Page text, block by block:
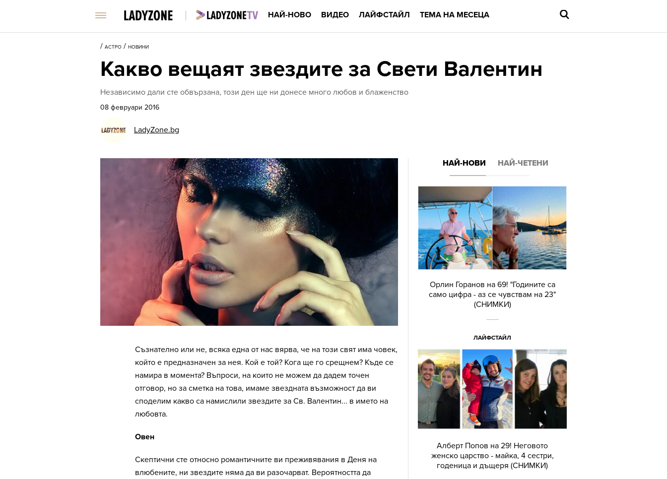
НАЙ-НОВО ВИДЕО ЛАЙФСТАЙЛ ТЕМА НА МЕСЕЦА
/ АСТРО / НОВИНИ
Какво вещаят звездите за Свети Валентин
Независимо дали сте обвързана, този ден ще ни донесе много любов и блаженство
08 февруари 2016
LadyZone.bg
Съзнателно или не, всяка една от нас вярва, че на този свят има човек,
който е предназначен за нея. Кой е той? Кога ще го срещнем? Къде се
намира в момента? Въпроси, на които не можем да дадем точен
отговор, но за сметка на това, имаме звездната възможност да ви
споделим какво са намислили звездите за Св. Валентин... в името на
любовта.
Овен
Скептични сте относно романтичните ви преживявания в Деня на
влюбените, ни звездите няма да ви разочарват. Вероятността да
НАЙ-НОВИ НАЙ-ЧЕТЕНИ
Орлин Горанов на 69! "Годините са
само цифра - аз се чувствам на 23"
(СНИМКИ)
ЛАЙФСТАЙЛ
Алберт Попов на 29! Неговото
женско царство - майка, 4 сестри,
годеница и дъщеря (СНИМКИ)